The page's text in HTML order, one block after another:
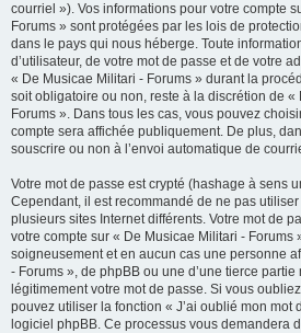
courriel »). Vos informations pour votre compte
Forums » sont protégées par les lois de
dans le pays qui nous héberge. Toute
d’utilisateur, de votre mot de passe et de votre
« De Musicae Militari - Forums » durant la
soit obligatoire ou non, reste à la discrétion de «
Forums ». Dans tous les cas, vous pouvez
compte sera affichée publiquement. De plus,
souscrire ou non à l’envoi automatique de
Votre mot de passe est crypté (hashage à sens
Cependant, il est recommandé de ne pas
plusieurs sites Internet différents. Votre mot de
votre compte sur « De Musicae Militari - Forums
soigneusement et en aucun cas une personne
- Forums », de phpBB ou une d’une tierce
légitimement votre mot de passe. Si vous
pouvez utiliser la fonction « J’ai oublié mon mot
logiciel phpBB. Ce processus vous demandera